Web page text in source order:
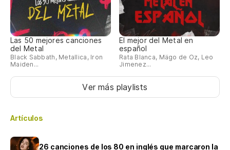
Las 50 mejores canciones
del Metal
Black Sabbath, Metallica, Iron
Maiden...
El mejor del Metal en
español
Rata Blanca, Mägo de Oz, Leo
Jimenez...
Ver más playlists
Artículos
26 canciones de los 80 en inglés que marcaron la